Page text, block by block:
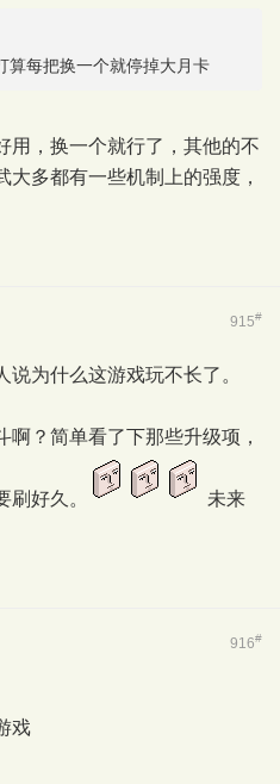
算每把换一个就停掉大月卡
用，换一个就行了，其他的不
多都有一些机制上的强度，
915#
为什么这游戏玩不长了。
？简单看了下那些升级项，
好久。
未来
916#
戏